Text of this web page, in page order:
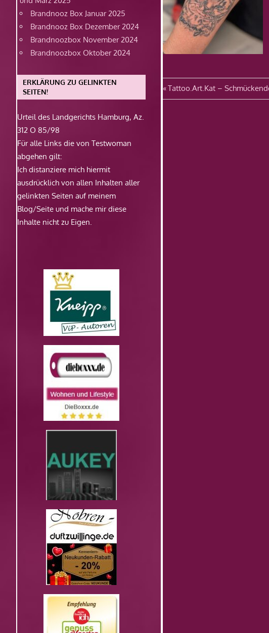
Vorheriger
Beitrag:
Tattoo.Art.Kat –
Brandnooz Box Januar 2025
Brandnooz Box Dezember 2024
Brandnoozbox November 2024
Brandnoozbox Oktober 2024
ERKLÄRUNG ZU GELINKTEN
SEITEN!
Urteil des Landgerichts Hamburg, Az.
312 O 85/98
Für alle Links die von Testwoman
abgehen gilt:
Ich distanziere mich hiermit
ausdrücklich von allen Inhalten aller
gelinkten Seiten auf meinem
Blog/Seite und mache mir diese
Inhalte nicht zu Eigen.